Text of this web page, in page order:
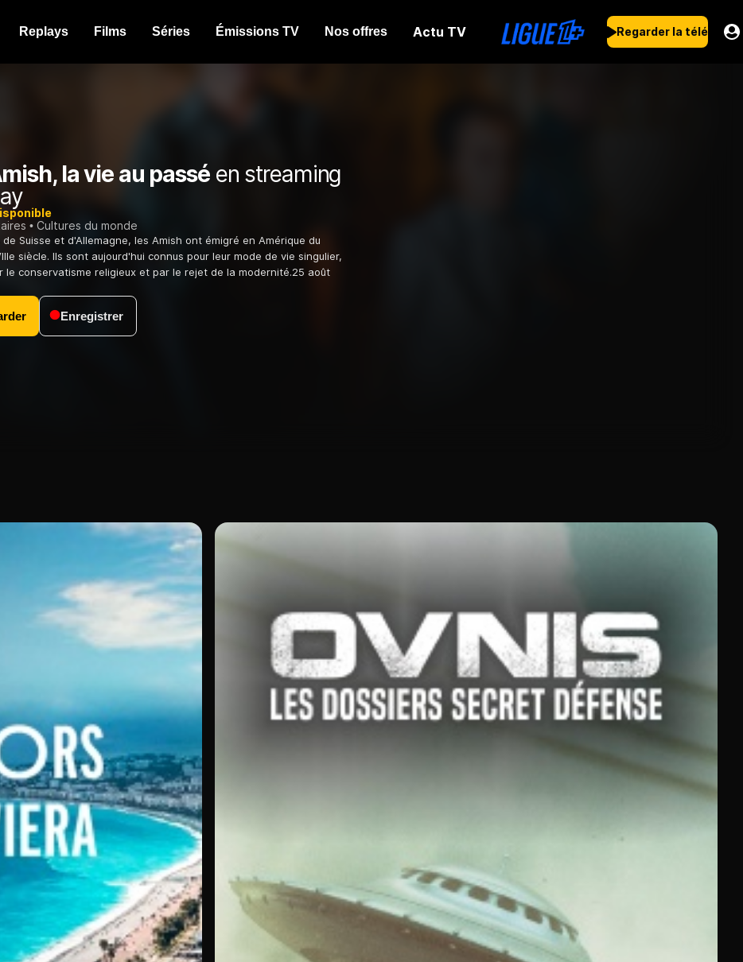
Replays Films Séries Émissions TV Nos offres Actu TV Regarder la télé
la vie au passéen streaming
Cultures du monde
de Suisse et d'Allemagne, les Amish ont émigré en Amérique du
siècle. Ils sont aujourd'hui connus pour leur mode de vie singulier,
le conservatisme religieux et par le rejet de la modernité.25 août
Enregistrer